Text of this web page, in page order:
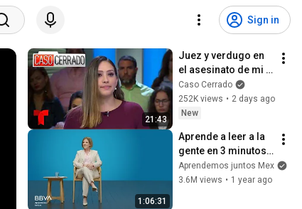
Sign in
21:43
Juez y verdugo en
el asesinato de mi
esposo ⚰️👱🏻‍♀️😎 |
Caso Cerrado
Capítulo Completo
Caso Cerrado
252K views • 2 days ago
New
1:06:31
Aprende a leer a la
gente en 3 minutos |
Bárbara Tijerina,
experta en
Aprendemos juntos Mex
3.6M views • 1 year ago